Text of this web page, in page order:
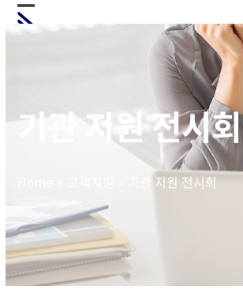
Skip
to Open
Close
기관 지원 전시회
기관 지원 전시회